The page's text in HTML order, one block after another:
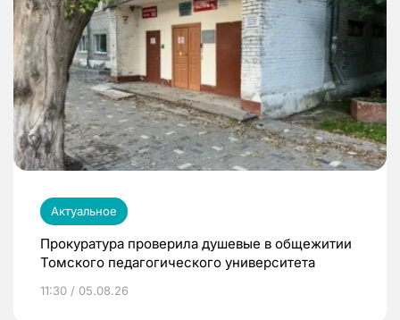
Актуальное
Прокуратура проверила душевые в общежитии
Томского педагогического университета
11:30 / 05.08.26